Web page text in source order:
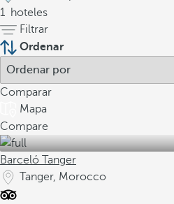
1 hoteles
Filtrar
Ordenar
Comparar
Mapa
Compare
Barceló Tanger
Tanger, Morocco